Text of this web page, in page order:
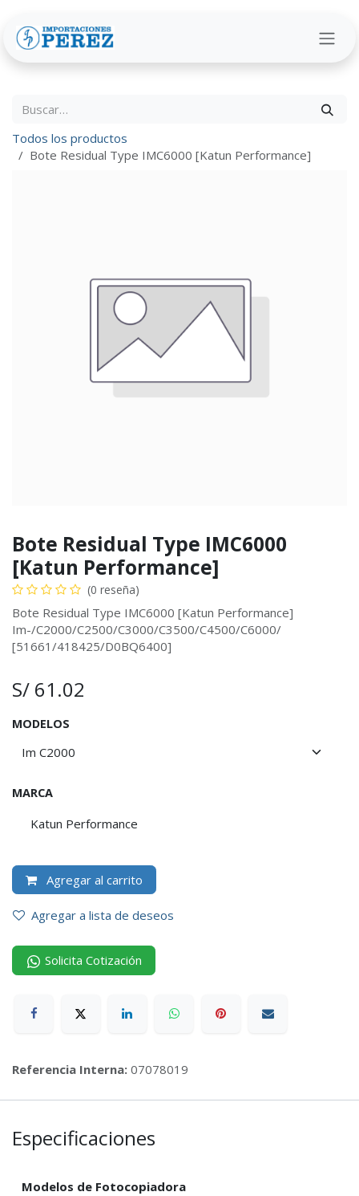
Todos los productos
Bote Residual Type IMC6000 [Katun Performance]
Bote Residual Type IMC6000
[Katun Performance]
(0 reseña)
Bote Residual Type IMC6000 [Katun Performance]
Im-/C2000/C2500/C3000/C3500/C4500/C6000/
[51661/418425/D0BQ6400]
S/ 61.02
MODELOS
MARCA
Katun Performance
Agregar al carrito
Agregar a lista de deseos
Solicita Cotización
Referencia Interna: 07078019
Especificaciones
Modelos de Fotocopiadora